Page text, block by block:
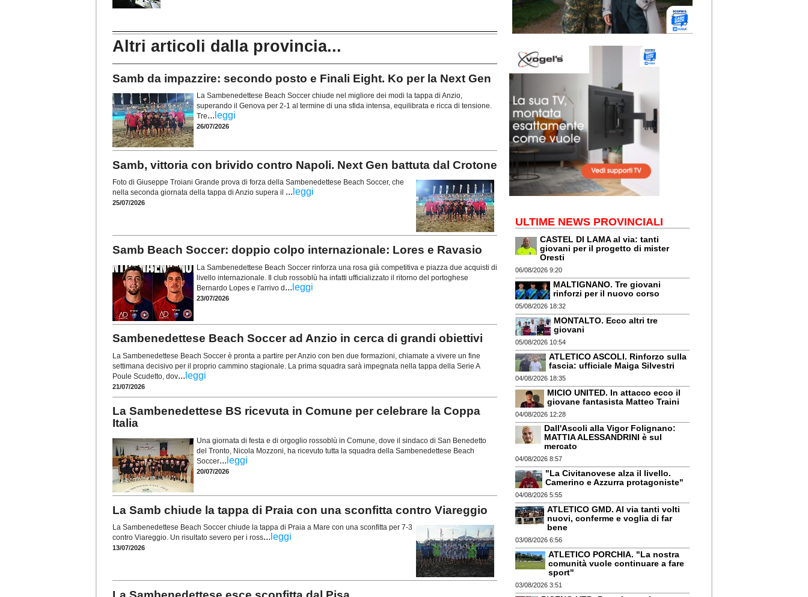
Altri articoli dalla provincia...
Samb da impazzire: secondo posto e Finali Eight. Ko per la Next Gen
La Sambenedettese Beach Soccer chiude nel migliore dei modi la tappa di Anzio,
superando il Genova per 2-1 al termine di una sfida intensa, equilibrata e ricca di tensione.
Tre... leggi
26/07/2026
Samb, vittoria con brivido contro Napoli. Next Gen battuta dal Crotone
Foto di Giuseppe Troiani Grande prova di forza della Sambenedettese Beach Soccer, che
nella seconda giornata della tappa di Anzio supera il ... leggi
25/07/2026
Samb Beach Soccer: doppio colpo internazionale: Lores e Ravasio
La Sambenedettese Beach Soccer rinforza una rosa già competitiva e piazza due acquisti di
livello internazionale. Il club rossoblù ha infatti ufficializzato il ritorno del portoghese
Bernardo Lopes e l'arrivo d... leggi
23/07/2026
Sambenedettese Beach Soccer ad Anzio in cerca di grandi obiettivi
La Sambenedettese Beach Soccer è pronta a partire per Anzio con ben due formazioni, chiamate a vivere un fine
settimana decisivo per il proprio cammino stagionale. La prima squadra sarà impegnata nella tappa della Serie A
Poule Scudetto, dov... leggi
21/07/2026
La Sambenedettese BS ricevuta in Comune per celebrare la Coppa
Italia
Una giornata di festa e di orgoglio rossoblù in Comune, dove il sindaco di San Benedetto
del Tronto, Nicola Mozzoni, ha ricevuto tutta la squadra della Sambenedettese Beach
Soccer... leggi
20/07/2026
La Samb chiude la tappa di Praia con una sconfitta contro Viareggio
La Sambenedettese Beach Soccer chiude la tappa di Praia a Mare con una sconfitta per 7-3
contro Viareggio. Un risultato severo per i ross... leggi
13/07/2026
ULTIME NEWS PROVINCIALI
CASTEL DI LAMA al via: tanti
giovani per il progetto di mister
Oresti
06/08/2026 9:20
MALTIGNANO. Tre giovani
rinforzi per il nuovo corso
05/08/2026 18:32
MONTALTO. Ecco altri tre
giovani
05/08/2026 10:54
ATLETICO ASCOLI. Rinforzo sulla
fascia: ufficiale Maiga Silvestri
04/08/2026 18:35
MICIO UNITED. In attacco ecco il
giovane fantasista Matteo Traini
04/08/2026 12:28
Dall'Ascoli alla Vigor Folignano:
MATTIA ALESSANDRINI è sul
mercato
04/08/2026 8:57
"La Civitanovese alza il livello.
Camerino e Azzurra protagoniste"
04/08/2026 5:55
ATLETICO GMD. Al via tanti volti
nuovi, conferme e voglia di far
bene
03/08/2026 6:56
ATLETICO PORCHIA. "La nostra
comunità vuole continuare a fare
sport"
03/08/2026 3:51